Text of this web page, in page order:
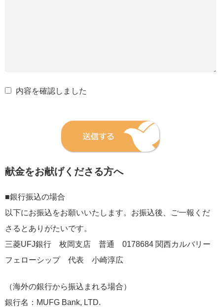
内容を確認しました
献金をお献げくださる方へ
■銀行振込の場合
以下にお振込をお願いいたします。お振込後、ご一報くだ
さるとありがたいです。
三菱UFJ銀行 枚岡支店 普通 0178684 関西カルバリー
フェローシップ 代表 小崎淳広
（海外の銀行から振込まれる場合）
銀行名：MUFG Bank, LTD.